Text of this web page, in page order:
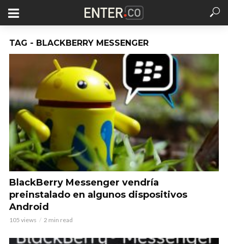
TAG - BLACKBERRY MESSENGER
BlackBerry Messenger vendría
preinstalado en algunos dispositivos
Android
105 views 2 min read